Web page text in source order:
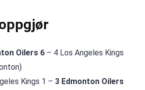
Oilers 6 – 4 Los Angeles Kings
Kings 1 – 3 Edmonton Oilers